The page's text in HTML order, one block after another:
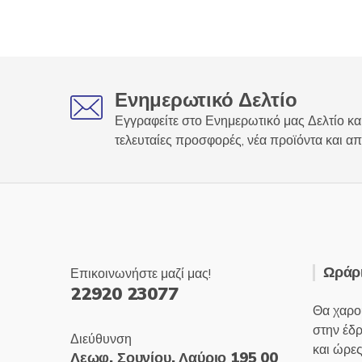
επιλεγούν
στη
σελίδα
προϊόντος
Ενημερωτικό Δελτίο
Εγγραφείτε στο Ενημερωτικό μας Δελτίο
τελευταίες προσφορές, νέα προϊόντα και
Επικοινωνήστε μαζί μας!
22920 23077
Διεύθυνση
Θα
στην
και